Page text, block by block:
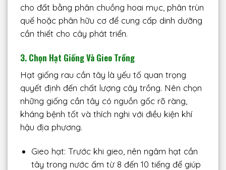
cho đất bằng phân chuồng hoai mục, phân trùn
quế hoặc phân hữu cơ để cung cấp dinh dưỡng
cần thiết cho cây phát triển.
3. Chọn Hạt Giống Và Gieo Trồng
Hạt giống rau cần tây là yếu tố quan trọng
quyết định đến chất lượng cây trồng. Nên chọn
những giống cần tây có nguồn gốc rõ ràng,
kháng bệnh tốt và thích nghi với điều kiện khí
hậu địa phương.
Gieo hạt: Trước khi gieo, nên ngâm hạt cần
tây trong nước ấm từ 8 đến 10 tiếng để giúp